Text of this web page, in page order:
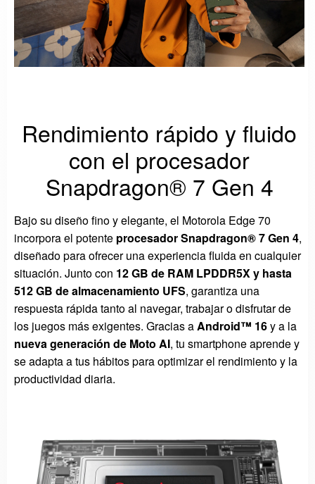
Rendimiento rápido y fluido
con el procesador
Snapdragon® 7 Gen 4
Bajo su diseño fino y elegante, el Motorola Edge 70
incorpora el potente procesador Snapdragon® 7 Gen 4,
diseñado para ofrecer una experiencia fluida en cualquier
situación. Junto con 12 GB de RAM LPDDR5X y hasta
512 GB de almacenamiento UFS, garantiza una
respuesta rápida tanto al navegar, trabajar o disfrutar de
los juegos más exigentes. Gracias aAndroid™ 16y a la
nueva generación de Moto AI, tu smartphone aprende y
se adapta a tus hábitos para optimizar el rendimiento y la
productividad diaria.